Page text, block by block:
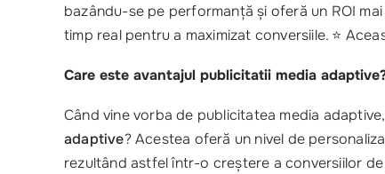
bazându-se pe performanță și oferă un ROI
timp real pentru a maximizat conversiile. ⭐
Care este avantajul publicitatii media
Când vine vorba de publicitatea media
adaptive? Acestea oferă un nivel de
rezultând astfel într-o creștere a conversiilor de